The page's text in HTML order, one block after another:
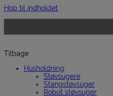
Hop til indholdet
Tilbage
Husholdning
Støvsugere
Stangstøvsuger
Robot støvsuger